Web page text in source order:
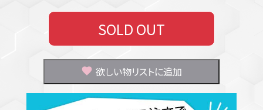
SOLD OUT
欲しい物リストに追加